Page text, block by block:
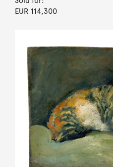
EUR 114,300